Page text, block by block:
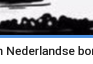
Nederlandse